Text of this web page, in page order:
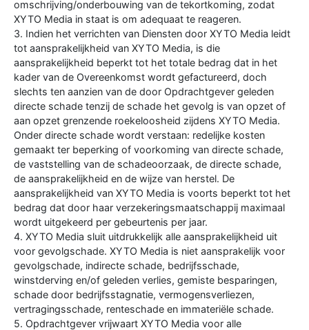
omschrijving/onderbouwing van de tekortkoming, zodat
XYTO Media in staat is om adequaat te reageren.
3. Indien het verrichten van Diensten door XYTO Media leidt
tot aansprakelijkheid van XYTO Media, is die
aansprakelijkheid beperkt tot het totale bedrag dat in het
kader van de Overeenkomst wordt gefactureerd, doch
slechts ten aanzien van de door Opdrachtgever geleden
directe schade tenzij de schade het gevolg is van opzet of
aan opzet grenzende roekeloosheid zijdens XYTO Media.
Onder directe schade wordt verstaan: redelijke kosten
gemaakt ter beperking of voorkoming van directe schade,
de vaststelling van de schadeoorzaak, de directe schade,
de aansprakelijkheid en de wijze van herstel. De
aansprakelijkheid van XYTO Media is voorts beperkt tot het
bedrag dat door haar verzekeringsmaatschappij maximaal
wordt uitgekeerd per gebeurtenis per jaar.
4. XYTO Media sluit uitdrukkelijk alle aansprakelijkheid uit
voor gevolgschade. XYTO Media is niet aansprakelijk voor
gevolgschade, indirecte schade, bedrijfsschade,
winstderving en/of geleden verlies, gemiste besparingen,
schade door bedrijfsstagnatie, vermogensverliezen,
vertragingsschade, renteschade en immateriële schade.
5. Opdrachtgever vrijwaart XYTO Media voor alle